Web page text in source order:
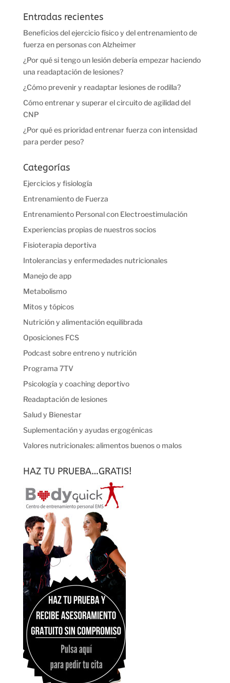
Entradas recientes
Beneficios del ejercicio físico y del entrenamiento de
fuerza en personas con Alzheimer
¿Por qué si tengo un lesión debería empezar haciendo
una readaptación de lesiones?
¿Cómo prevenir y readaptar lesiones de rodilla?
Cómo entrenar y superar el circuito de agilidad del
CNP
¿Por qué es prioridad entrenar fuerza con intensidad
para perder peso?
Categorías
Ejercicios y fisiología
Entrenamiento de Fuerza
Entrenamiento Personal con Electroestimulación
Experiencias propias de nuestros socios
Fisioterapia deportiva
Intolerancias y enfermedades nutricionales
Manejo de app
Metabolismo
Mitos y tópicos
Nutrición y alimentación equilibrada
Oposiciones FCS
Podcast sobre entreno y nutrición
Programa 7TV
Psicología y coaching deportivo
Readaptación de lesiones
Salud y Bienestar
Suplementación y ayudas ergogénicas
Valores nutricionales: alimentos buenos o malos
HAZ TU PRUEBA…GRATIS!